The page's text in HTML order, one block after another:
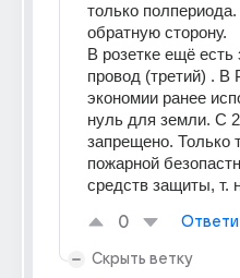
только
обратную сторону.
В розетке ещё есть
провод (третий) . В
экономии ранее
нуль для земли. С
запрещено. Только
пожарной
средств защиты, т.
0
Скрыть ветку